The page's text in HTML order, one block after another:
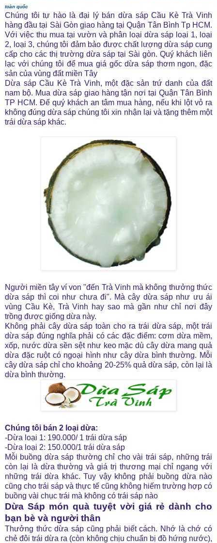
toàn quốc
Chúng tôi tự hào là đại lý bán dừa sáp Cầu Kè Trà Vinh
hàng đầu tại Sài Gòn giao hàng tại Quận Tân Bình Tp HCM.
Với việc thu mua tại vườn và phân loại dừa sáp loại 1, loại
2, loại 3, chúng tôi đảm bảo được chất lượng dừa sáp cung
cấp cho các thị trường dừa sáp tại Sài gòn. Quý khách liên
lạc với chúng tôi để mua giá gốc dừa sáp thơm ngon, đặc
sản của vùng đất miền Tây
Dừa sáp Cầu Kè Trà Vinh, một đặc sản trứ danh của đất
nam bộ. Mua dừa sáp giao hàng tận nơi tại Quận Tân Bình
TP HCM. Để quý khách an tâm mua hàng, nếu khi lột vỏ ra
không đúng dừa sáp chúng tôi xin nhận lại và tặng thêm một
trái dừa sáp khác.
Người miền tây ví von "đến Trà Vinh mà không thưởng thức
dừa sáp thì coi như chưa đi". Mà cây dừa sáp như ưu ái
vùng Cầu Kè, Trà Vinh hay sao mà gần như chỉ nơi đây
trồng được giống dừa này.
Không phải cây dừa sáp toàn cho ra trái dừa sáp, một trái
dừa sáp đúng nghĩa phải có các đặc điểm: cơm dừa mềm,
xốp, nước dừa sền sệt như keo mặc dù cây dừa mang quả
dừa đặc ruột có ngoại hình như cây dừa bình thường. Mỗi
cây dừa sáp chỉ cho khoảng 20-25% quả dừa sáp, còn lại là
dừa bình thường.
Chúng tôi bán 2 loại dừa:
-Dừa loại 1: 190.000/ 1 trái dừa sáp
-Dừa loại 2: 150.000/1 trái dừa sáp
Mỗi buồng dừa sáp thường chỉ cho vài trái sáp, những trái
còn lại là dừa thường và giá trị thương mại chỉ ngang với
những trái dừa khác. Tuy vậy không phải buồng dừa nào
cũng cho trái sáp và thực tế cũng không hiếm trường hợp có
buồng vài chục trái mà không có trái sáp nào
Dừa Sáp món quà tuyệt vời giá rẻ dành cho
bạn bè và người thân
Thưởng thức dừa sáp cũng phải biết cách. Nhớ là chớ có
chẻ đôi trái dừa ra (còn không chịu chuẩn bị đồ hứng nước),